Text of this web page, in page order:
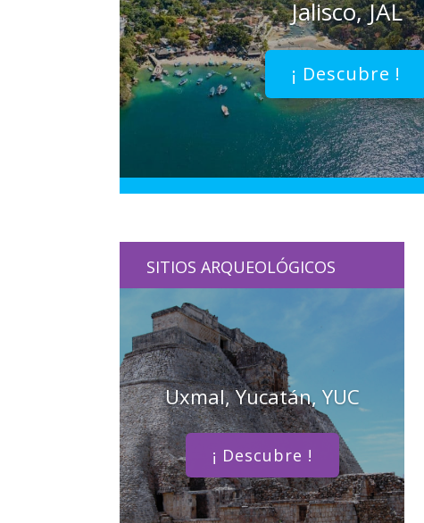
Jalisco, JAL
¡ Descubre !
SITIOS ARQUEOLÓGICOS
Uxmal, Yucatán, YUC
¡ Descubre !